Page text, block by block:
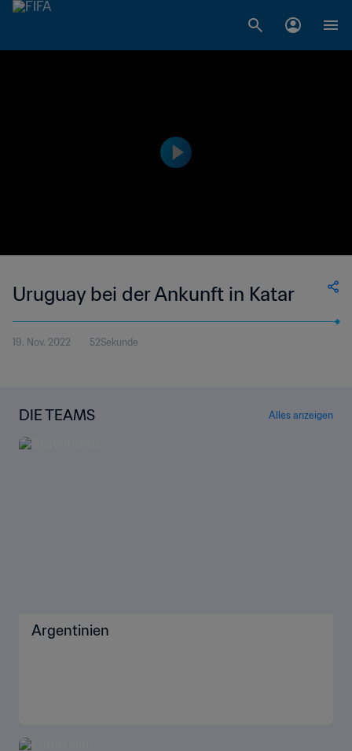
Uruguay bei der Ankunft in Katar
19. Nov. 2022 52Sekunde
DIE TEAMS Alles anzeigen
Argentinien